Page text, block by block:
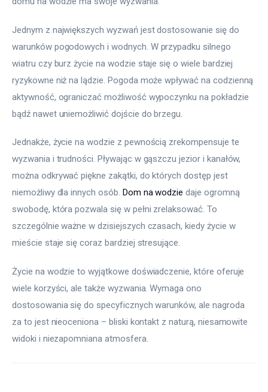
Jednym z największych wyzwań jest dostosowanie się do
warunków pogodowych i wodnych. W przypadku silnego
wiatru czy burz życie na wodzie staje się o wiele bardziej
ryzykowne niż na lądzie. Pogoda może wpływać na codzienną
aktywność, ograniczać możliwość wypoczynku na pokładzie
bądź nawet uniemożliwić dojście do brzegu.
Jednakże, życie na wodzie z pewnością zrekompensuje te
wyzwania i trudności. Pływając w gąszczu jezior i kanałów,
można odkrywać piękne zakątki, do których dostęp jest
niemożliwy dla innych osób. Dom na wodzie daje ogromną
swobodę, która pozwala się w pełni zrelaksować. To
szczególnie ważne w dzisiejszych czasach, kiedy życie w
mieście staje się coraz bardziej stresujące.
Życie na wodzie to wyjątkowe doświadczenie, które oferuje
wiele korzyści, ale także wyzwania. Wymaga ono
dostosowania się do specyficznych warunków, ale nagroda
za to jest nieoceniona – bliski kontakt z naturą, niesamowite
widoki i niezapomniana atmosfera.